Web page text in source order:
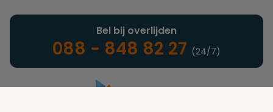
Bel bij overlijden
088 - 848 82 27 (24/7)